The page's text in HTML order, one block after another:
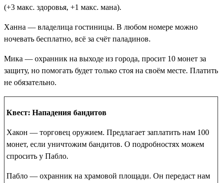
(+3 макс. здоровья, +1 макс. мана).
Ханна — владелица гостиницы. В любом номере можно
ночевать бесплатно, всё за счёт паладинов.
Мика — охранник на выходе из города, просит 10 монет за
защиту, но помогать будет только стоя на своём месте. Платить
не обязательно.
Квест: Нападения бандитов
Хакон — торговец оружием. Предлагает заплатить нам 100
монет, если уничтожим бандитов. О подробностях можем
спросить у Пабло.
Пабло — охранник на храмовой площади. Он передаст нам